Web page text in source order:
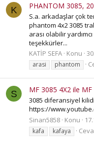
K PHANTOM 3085,
S.a. arkadaşlar çok
phantom 4x2 3085
arası olabilir
teşekkürler...
KATİP SEFA Konu
arasi
phantom
S MF 3085 4X2 ile
3085 diferansiyel
https://
Sinan5858 Konu
kafa
kafaya